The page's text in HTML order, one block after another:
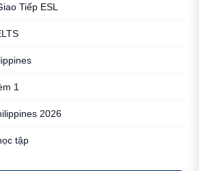
Tiếp ESL
1
2026
tập